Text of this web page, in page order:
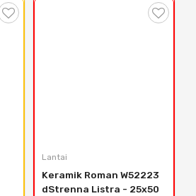
Lantai
Keramik Roman W52223
dStrenna Listra - 25x50